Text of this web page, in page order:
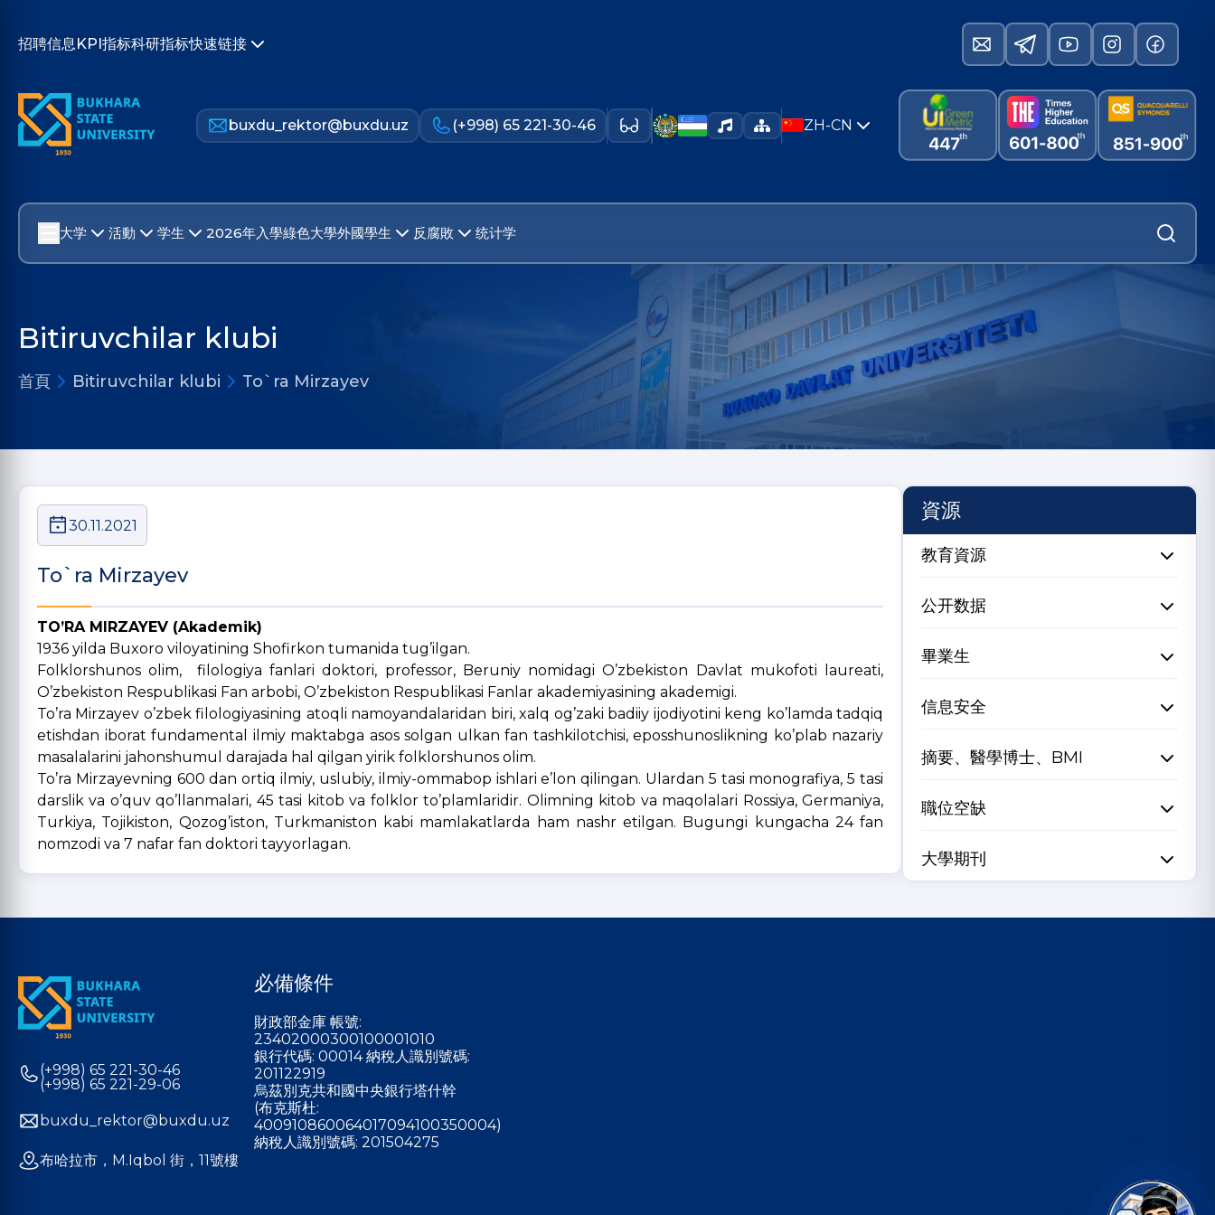
招聘信息KPI指标科研指标快速链接
buxdu_rektor@buxdu.uz (+998) 65 221-30-46 ZH-CN
大学 活動 学生 2026年入學綠色大學外國學生 反腐敗 统计学
Bitiruvchilar klubi
首頁 Bitiruvchilar klubi To`ra Mirzayev
30.11.2021
To`ra Mirzayev
TO’RA MIRZAYEV (Akademik)
1936 yilda Buxoro viloyatining Shofirkon tumanida tug’ilgan.
Folklorshunos olim, filologiya fanlari doktori, professor, Beruniy nomidagi O’zbekiston Davlat mukofoti laureati,
O’zbekiston Respublikasi Fan arbobi, O’zbekiston Respublikasi Fanlar akademiyasining akademigi.
To’ra Mirzayev o’zbek filologiyasining atoqli namoyandalaridan biri, xalq og’zaki badiiy ijodiyotini keng ko’lamda tadqiq
etishdan iborat fundamental ilmiy maktabga asos solgan ulkan fan tashkilotchisi, eposshunoslikning ko’plab nazariy
masalalarini jahonshumul darajada hal qilgan yirik folklorshunos olim.
To’ra Mirzayevning 600 dan ortiq ilmiy, uslubiy, ilmiy-ommabop ishlari e’lon qilingan. Ulardan 5 tasi monografiya, 5 tasi
darslik va o’quv qo’llanmalari, 45 tasi kitob va folklor to’plamlaridir. Olimning kitob va maqolalari Rossiya, Germaniya,
Turkiya, Tojikiston, Qozog’iston, Turkmaniston kabi mamlakatlarda ham nashr etilgan. Bugungi kungacha 24 fan
nomzodi va 7 nafar fan doktori tayyorlagan.
資源
教育資源
公开数据
畢業生
信息安全
摘要、醫學博士、BMI
職位空缺
大學期刊
(+998) 65 221-30-46
(+998) 65 221-29-06
buxdu_rektor@buxdu.uz
布哈拉市，M.Iqbol 街，11號樓
必備條件
財政部金庫 帳號:
23402000300100001010
銀行代碼: 00014 納稅人識別號碼:
201122919
烏茲別克共和國中央銀行塔什幹
(布克斯杜:
400910860064017094100350004)
納稅人識別號碼: 201504275